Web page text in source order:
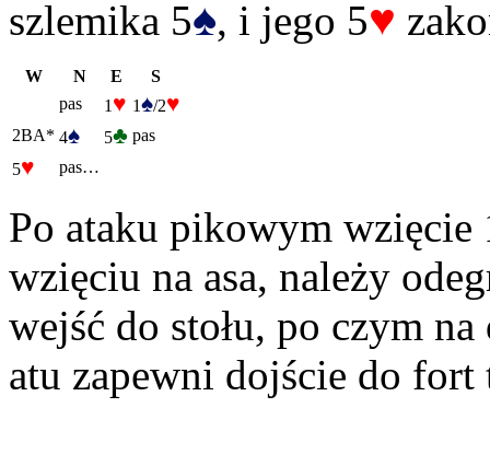
szlemika 5♠, i jego 5♥
W N E
S
pas
1 ♥ 1♠/2♥
2BA* 4♠ 5♣ pas
5♥ pas…
Po ataku pikowym
wzięciu na asa, należy
wejść do stołu, po czym
atu zapewni dojście do